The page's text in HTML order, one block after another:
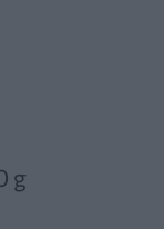
g